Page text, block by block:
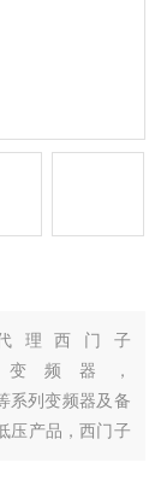
代理西门子
子变频器，
系列变频器及备
压产品，西门子